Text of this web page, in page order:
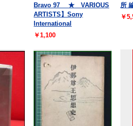
Bravo 97 ★ VARIOUS
ARTISTS】Sony
International
￥1,100
所
￥